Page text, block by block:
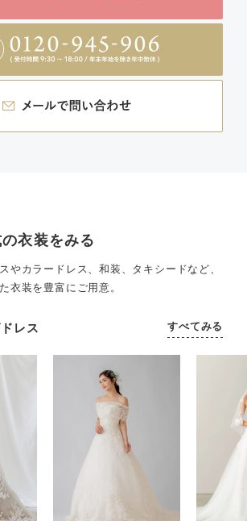
衣装をみる
やカラードレス、和装、タキシードなど、
衣装を豊富にご用意。
レス すべてみる